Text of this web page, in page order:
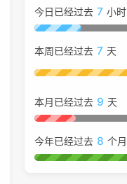
今日已经过去 7 小时
本周已经过去 7 天
本月已经过去 9 天
今年已经过去 8 个月